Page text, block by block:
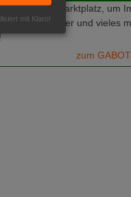
den GABOT-Marktplatz, um
Gewächshäuser und vieles
zum
mit Klaro!